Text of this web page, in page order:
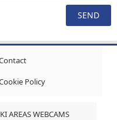
Policy
AREAS WEBCAMS